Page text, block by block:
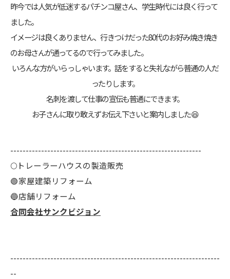
昨今では人気が低迷するパチンコ屋さん、学生時代には良く行って
ました。
イメージは良くありません、行きつけだった80代のお好み焼き焼き
のお母さんが通ってるので行ってみました。
いろんな方がいらっしゃいます。話をすると失礼ながら普通の人だ
ったりします。
名刺を渡して仕事の宣伝も普通にできます。
お子さんに取り敢えずお伝え下さいと案内しました😆
--------------------------------------------------------------
🌕️トレーラーハウスの製造販売
🟢家屋建築リフォーム
🔵店舗リフォーム
合同会社サンクビジョン
--------------------------------------------------------------------
--